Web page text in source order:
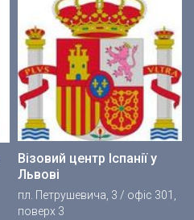
Візовий центр Іспанії у
Львові
пл. Петрушевича, 3 / офіс 301,
поверх 3